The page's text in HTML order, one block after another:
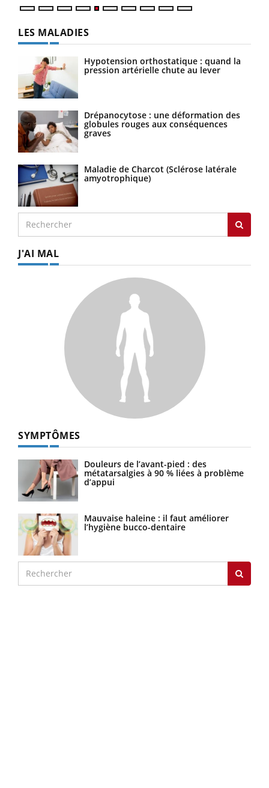
LES MALADIES
Hypotension orthostatique : quand la
pression artérielle chute au lever
Drépanocytose : une déformation des
globules rouges aux conséquences
graves
Maladie de Charcot (Sclérose latérale
amyotrophique)
J'AI MAL
SYMPTÔMES
Douleurs de l’avant-pied : des
métatarsalgies à 90 % liées à problème
d’appui
Mauvaise haleine : il faut améliorer
l’hygiène bucco-dentaire